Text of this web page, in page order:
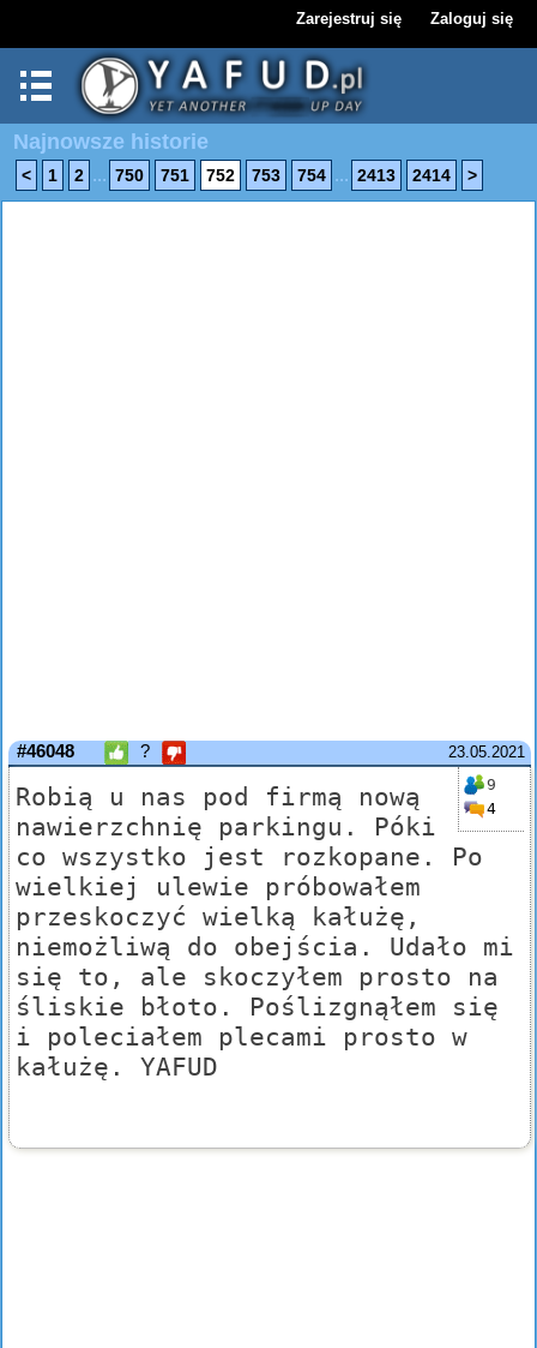
Zarejestruj się Zaloguj się
Najnowsze historie
< 1 2 ... 750 751 752 753 754 ... 2413 2414 >
23.05.2021
#46048 ?
9
4
Robią u nas pod firmą nową
nawierzchnię parkingu. Póki
co wszystko jest rozkopane. Po
wielkiej ulewie próbowałem
przeskoczyć wielką kałużę,
niemożliwą do obejścia. Udało mi
się to, ale skoczyłem prosto na
śliskie błoto. Poślizgnąłem się
i poleciałem plecami prosto w
kałużę. YAFUD